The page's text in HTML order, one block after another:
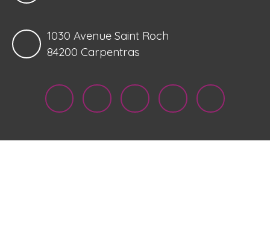
1030 Avenue Saint Roch
84200 Carpentras